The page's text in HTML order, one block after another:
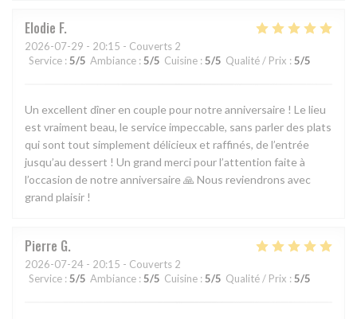
Elodie F
2026-07-29 - 20:15 - Couverts 2
Service : 5/5 Ambiance : 5/5 Cuisine : 5/5 Qualité / Prix : 5/5
Un excellent dîner en couple pour notre anniversaire ! Le lieu
est vraiment beau, le service impeccable, sans parler des plats
qui sont tout simplement délicieux et raffinés, de l’entrée
jusqu’au dessert ! Un grand merci pour l’attention faite à
l’occasion de notre anniversaire 🙏 Nous reviendrons avec
grand plaisir !
Pierre G
2026-07-24 - 20:15 - Couverts 2
Service : 5/5 Ambiance : 5/5 Cuisine : 5/5 Qualité / Prix : 5/5